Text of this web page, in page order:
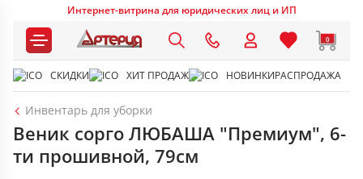
Интернет-витрина для юридических лиц и ИП
0
СКИДКИ ХИТ ПРОДАЖ НОВИНКИРАСПРОДАЖА
Инвентарь для уборки
Веник сорго ЛЮБАША "Премиум", 6-
ти прошивной, 79см